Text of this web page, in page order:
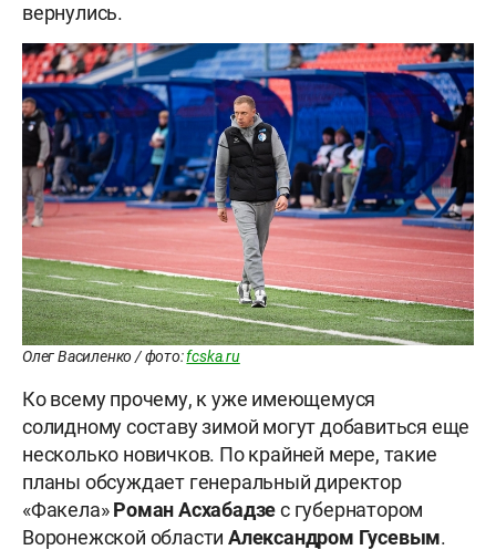
вернулись.
Олег Василенко / фото:fcska.ru
Ко всему прочему, к уже имеющемуся
солидному составу зимой могут добавиться еще
несколько новичков. По крайней мере, такие
планы обсуждает генеральный директор
«Факела»Роман Асхабадзес губернатором
Воронежской областиАлександром Гусевым.